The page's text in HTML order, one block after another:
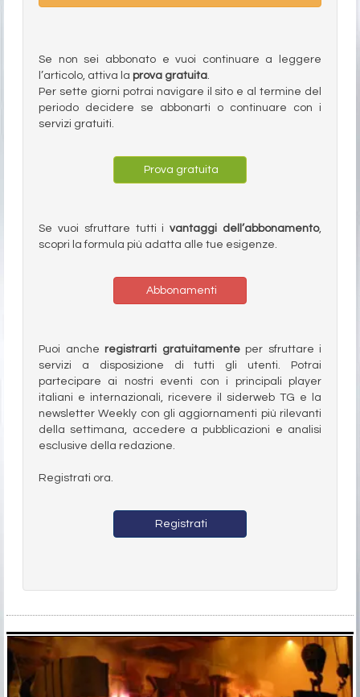
Se non sei abbonato e vuoi continuare a leggere
l’articolo, attiva la prova gratuita.
Per sette giorni potrai navigare il sito e al termine del
periodo decidere se abbonarti o continuare con i
servizi gratuiti.
Prova gratuita
Se vuoi sfruttare tutti ivantaggi dell’abbonamento,
scopri la formula più adatta alle tue esigenze.
Abbonamenti
Puoi anche registrarti gratuitamenteper sfruttare i
servizi a disposizione di tutti gli utenti. Potrai
partecipare ai nostri eventi con i principali player
italiani e internazionali, ricevere il siderweb TG e la
newsletter Weekly con gli aggiornamenti più rilevanti
della settimana, accedere a pubblicazioni e analisi
esclusive della redazione.
Registrati ora.
Registrati